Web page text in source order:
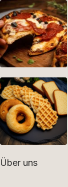
Über uns